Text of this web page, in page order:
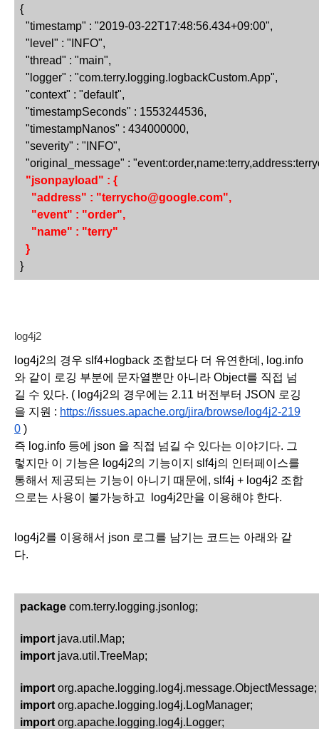
{
"timestamp" : "2019-03-22T17:48:56.434+09:00",
"level" : "INFO",
"thread" : "main",
"logger" : "com.terry.logging.logbackCustom.App",
"context" : "default",
"timestampSeconds" : 1553244536,
"timestampNanos" : 434000000,
"severity" : "INFO",
"original_message" :
"jsonpayload" : {
"address" : "terrycho@google.com",
"event" : "order",
"name" : "terry"
}
}
log4j2
log4j2의 경우 slf4+logback 조합보다 더 유연한데, log.info
와 같이 로깅 부분에 문자열뿐만 아니라 Object를 직접 넘
길 수 있다. ( log4j2의 경우에는 2.11 버전부터 JSON 로깅
을 지원 : https://issues.apache.org/jira/browse/log4j2-219
0 )
즉 log.info 등에 json 을 직접 넘길 수 있다는 이야기다. 그
렇지만 이 기능은 log4j2의 기능이지 slf4j의 인터페이스를
통해서 제공되는 기능이 아니기 때문에, slf4j + log4j2 조합
으로는 사용이 불가능하고  log4j2만을 이용해야 한다.
log4j2를 이용해서 json 로그를 남기는 코드는 아래와 같
다.
package com.terry.logging.jsonlog;
import java.util.Map;
import java.util.TreeMap;
import org.apache.logging.log4j.message.ObjectMessage;
import org.apache.logging.log4j.LogManager;
import org.apache.logging.log4j.Logger;